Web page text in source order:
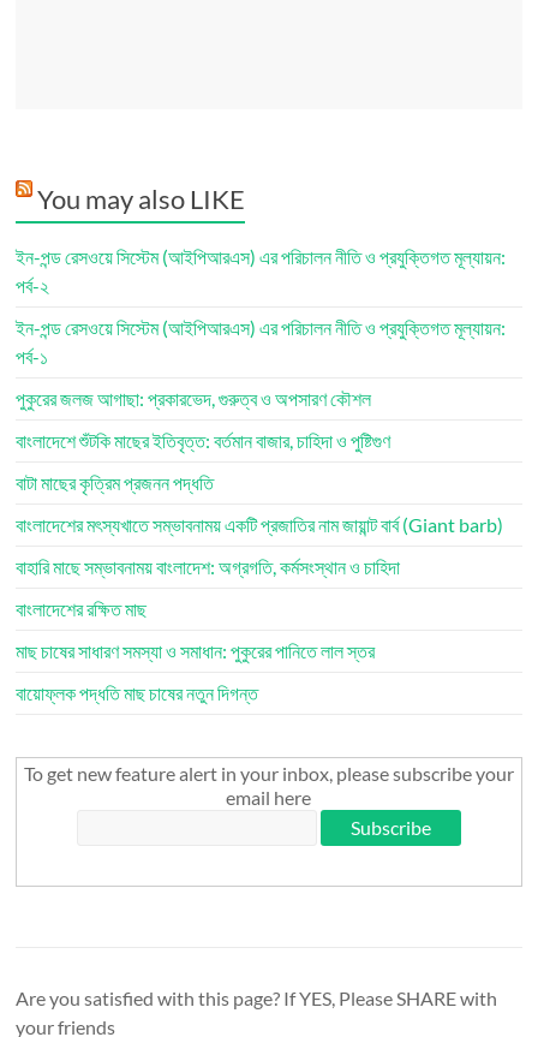
You may also LIKE
ইন-পন্ড রেসওয়ে সিস্টেম (আইপিআরএস) এর পরিচালন নীতি ও প্রযুক্তিগত মূল্যায়ন:
পর্ব-২
ইন-পন্ড রেসওয়ে সিস্টেম (আইপিআরএস) এর পরিচালন নীতি ও প্রযুক্তিগত মূল্যায়ন:
পর্ব-১
পুকুরের জলজ আগাছা: প্রকারভেদ, গুরুত্ব ও অপসারণ কৌশল
বাংলাদেশে শুঁটকি মাছের ইতিবৃত্ত: বর্তমান বাজার, চাহিদা ও পুষ্টিগুণ
বাটা মাছের কৃত্রিম প্রজনন পদ্ধতি
বাংলাদেশের মৎস্যখাতে সম্ভাবনাময় একটি প্রজাতির নাম জায়ান্ট বার্ব (Giant barb)
বাহারি মাছে সম্ভাবনাময় বাংলাদেশ: অগ্রগতি, কর্মসংস্থান ও চাহিদা
বাংলাদেশের রক্ষিত মাছ
মাছ চাষের সাধারণ সমস্যা ও সমাধান: পুকুরের পানিতে লাল স্তর
বায়োফ্লক পদ্ধতি মাছ চাষের নতুন দিগন্ত
To get new feature alert in your inbox, please subscribe your
email here
Are you satisfied with this page? If YES, Please SHARE with
your friends